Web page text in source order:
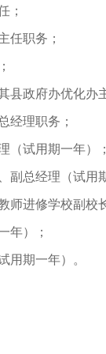
；
职务；
政府办优化办
理职务；
试用期一年）；
总经理（试用
进修学校副校
）；
期一年）。